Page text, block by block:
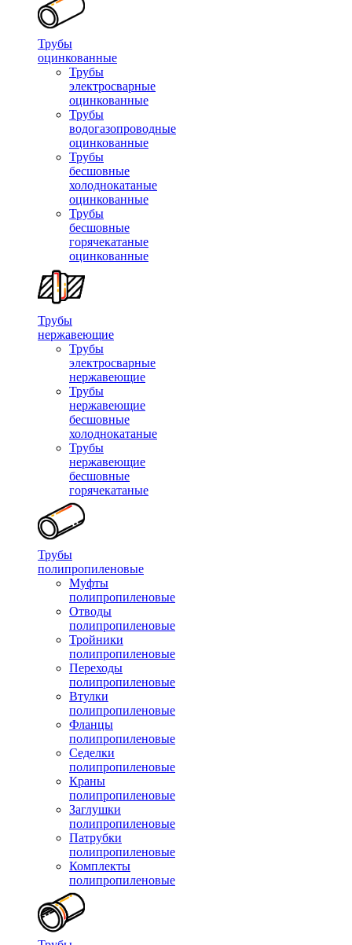
Трубы
оцинкованные
Трубы
электросварные
оцинкованные
Трубы
водогазопроводные
оцинкованные
Трубы
бесшовные
холоднокатаные
оцинкованные
Трубы
бесшовные
горячекатаные
оцинкованные
Трубы
нержавеющие
Трубы
электросварные
нержавеющие
Трубы
нержавеющие
бесшовные
холоднокатаные
Трубы
нержавеющие
бесшовные
горячекатаные
Трубы
полипропиленовые
Муфты
полипропиленовые
Отводы
полипропиленовые
Тройники
полипропиленовые
Переходы
полипропиленовые
Втулки
полипропиленовые
Фланцы
полипропиленовые
Седелки
полипропиленовые
Краны
полипропиленовые
Заглушки
полипропиленовые
Патрубки
полипропиленовые
Комплекты
полипропиленовые